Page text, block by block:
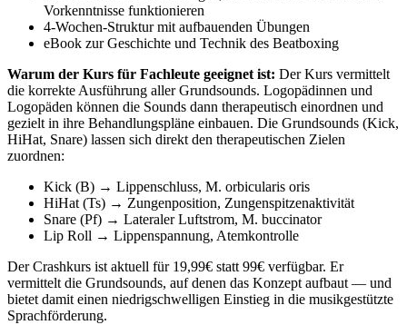
Vorkenntnisse funktionieren
4-Wochen-Struktur mit aufbauenden Übungen
eBook zur Geschichte und Technik des Beatboxing
Warum der Kurs für Fachleute geeignet ist: Der Kurs vermittelt
die korrekte Ausführung aller Grundsounds. Logopädinnen und
Logopäden können die Sounds dann therapeutisch einordnen und
gezielt in ihre Behandlungspläne einbauen. Die Grundsounds (Kick,
HiHat, Snare) lassen sich direkt den therapeutischen Zielen
zuordnen:
Kick (B) → Lippenschluss, M. orbicularis oris
HiHat (Ts) → Zungenposition, Zungenspitzenaktivität
Snare (Pf) → Lateraler Luftstrom, M. buccinator
Lip Roll → Lippenspannung, Atemkontrolle
Der Crashkurs ist aktuell für 19,99€ statt 99€ verfügbar. Er
vermittelt die Grundsounds, auf denen das Konzept aufbaut — und
bietet damit einen niedrigschwelligen Einstieg in die musikgestützte
Sprachförderung.